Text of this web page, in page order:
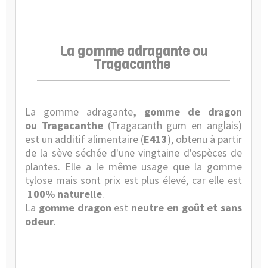
La gomme adragante ou
Tragacanthe
La gomme adragante, gomme de dragon
ou Tragacanthe(Tragacanth gum en anglais)
est un additif alimentaire (E413), obtenu à partir
de la sève séchée d'une vingtaine d'espèces de
plantes. Elle a le même usage que la gomme
tylose mais sont prix est plus élevé, car elle est
100% naturelle.
La gomme dragon est neutre en goût et sans
odeur.